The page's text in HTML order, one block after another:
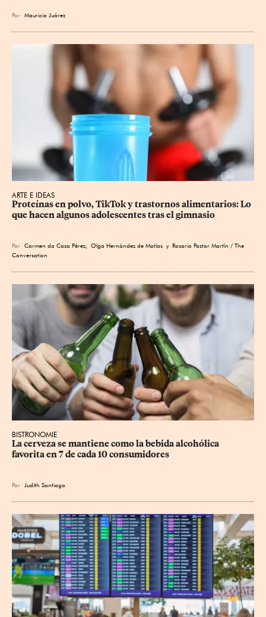
Por Mauricio Juárez
ARTE E IDEAS
Proteínas en polvo, TikTok y trastornos alimentarios: Lo
que hacen algunos adolescentes tras el gimnasio
Por Carmen da Casa Pérez Olga Hernández de Matías y Rosario Pastor Martín / The
Conversation
BISTRONOMIE
La cerveza se mantiene como la bebida alcohólica
favorita en 7 de cada 10 consumidores
Por Judith Santiago